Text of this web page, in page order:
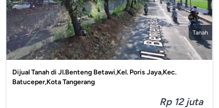
Tanah
Dijual Tanah di Jl.Benteng Betawi,Kel. Poris Jaya,Kec.
Batuceper,Kota Tangerang
Rp 12 juta